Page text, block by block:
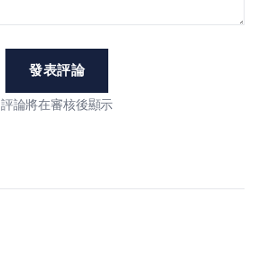
發表評論
評論將在審核後顯示